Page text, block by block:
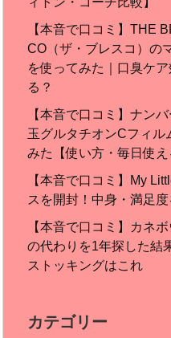
【本音で口コミ】THE
CO（ザ・ブレスコ）の
を使ってみた｜口臭ケ
る？
【本音で口コミ】ナン
玉グルタチオンCフィル
みた【使い方・毎日使え
【本音で口コミ】My
スを開封！中身・満足
【本音で口コミ】カネ
の代わりを1年探した結
ストッキングはこれ
カテゴリー